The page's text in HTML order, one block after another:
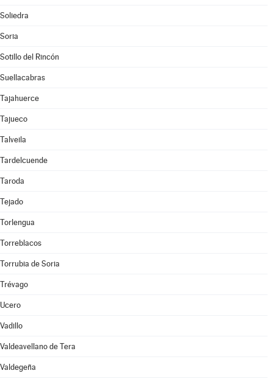
Soliedra
Soria
Sotillo del Rincón
Suellacabras
Tajahuerce
Tajueco
Talveila
Tardelcuende
Taroda
Tejado
Torlengua
Torreblacos
Torrubia de Soria
Trévago
Ucero
Vadillo
Valdeavellano de Tera
Valdegeña